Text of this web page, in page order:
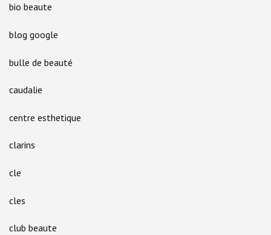
bio beaute
blog google
bulle de beauté
caudalie
centre esthetique
clarins
cle
cles
club beaute